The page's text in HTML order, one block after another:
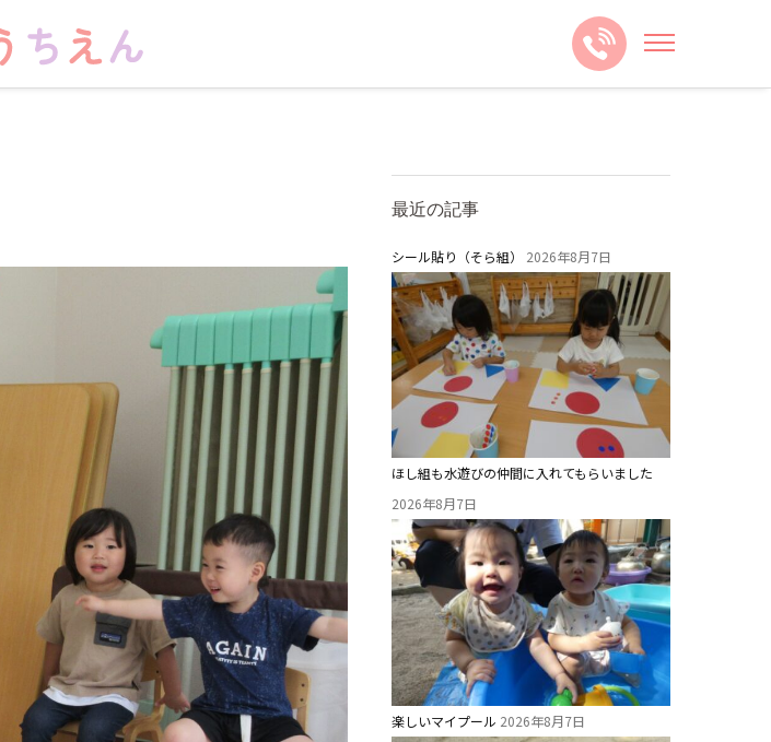
最近の記事
シール貼り（そら組） 2026年8月7日
ほし組も水遊びの仲間に入れてもらいました
2026年8月7日
楽しいマイプール 2026年8月7日